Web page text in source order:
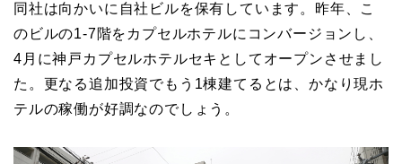
同社は向かいに自社ビルを保有しています。昨年、こ
のビルの1-7階をカプセルホテルにコンバージョンし、
4月に神戸カプセルホテルセキとしてオープンさせまし
た。更なる追加投資でもう1棟建てるとは、かなり現ホ
テルの稼働が好調なのでしょう。